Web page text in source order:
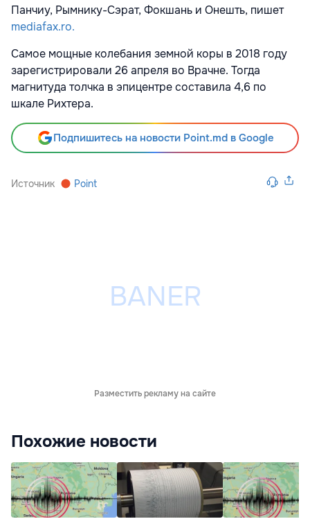
Панчиу, Рымнику-Сэрат, Фокшань и Онешть, пишет
mediafax.ro.
Самое мощные колебания земной коры в 2018 году
зарегистрировали 26 апреля во Врачне. Тогда
магнитуда толчка в эпицентре составила 4,6 по
шкале Рихтера.
Подпишитесь на новости Point.md в Google
Источник Point
Разместить рекламу на сайте
Похожие новости